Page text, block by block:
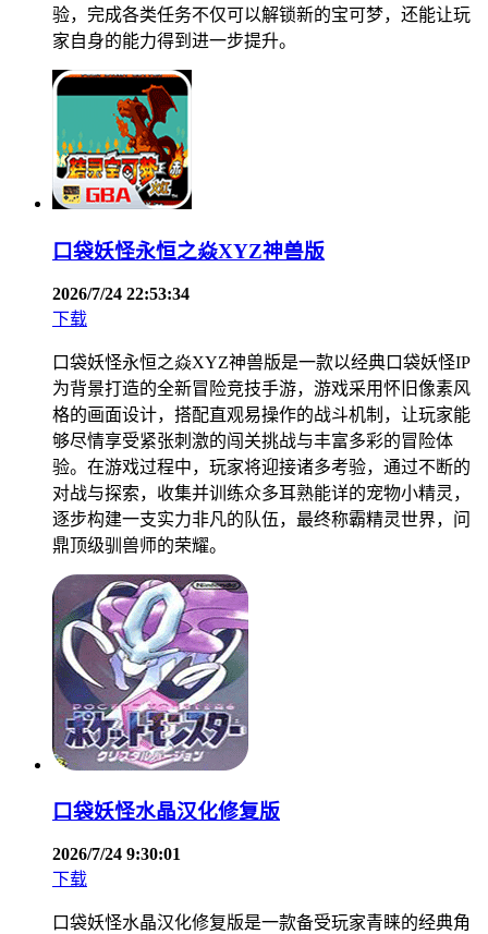
验，完成各类任务不仅可以解锁新的宝可梦，还能让玩
家自身的能力得到进一步提升。
口袋妖怪永恒之焱XYZ神兽版
2026/7/24 22:53:34
下载
口袋妖怪永恒之焱XYZ神兽版是一款以经典口袋妖怪IP
为背景打造的全新冒险竞技手游，游戏采用怀旧像素风
格的画面设计，搭配直观易操作的战斗机制，让玩家能
够尽情享受紧张刺激的闯关挑战与丰富多彩的冒险体
验。在游戏过程中，玩家将迎接诸多考验，通过不断的
对战与探索，收集并训练众多耳熟能详的宠物小精灵，
逐步构建一支实力非凡的队伍，最终称霸精灵世界，问
鼎顶级驯兽师的荣耀。
口袋妖怪水晶汉化修复版
2026/7/24 9:30:01
下载
口袋妖怪水晶汉化修复版是一款备受玩家青睐的经典角